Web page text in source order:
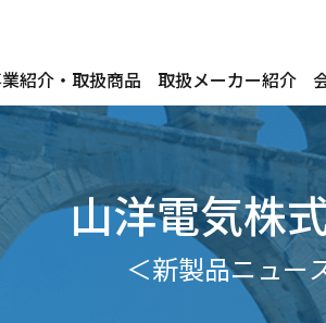
紹介・取扱商品 取扱メーカー紹介
山洋電気株
＜新製品ニュー